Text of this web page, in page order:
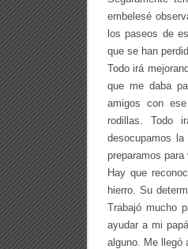
i
G
a
y
s
o
n
z
r
embelesé
los paseos de
que se han
Todo irá
que me daba
amigos con
rodillas. Todo
desocupamos
preparamos
Hay que
hierro. Su
Trabajó mucho
ayudar a mi
alguno. Me llegó